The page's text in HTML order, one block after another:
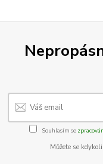
Souhlasím se
Můžete se